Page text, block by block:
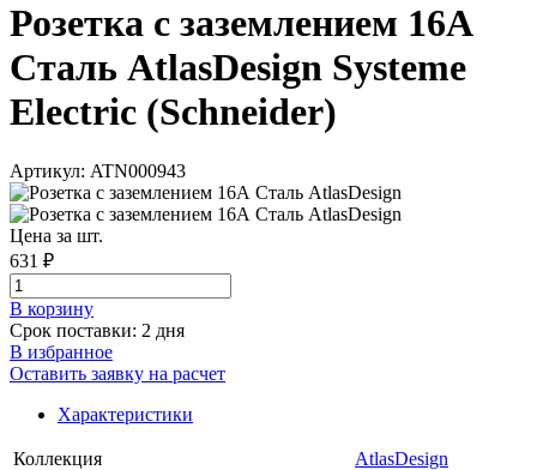
Розетка с заземлением 16А
Сталь AtlasDesign Systeme
Electric (Schneider)
Артикул: ATN000943
Цена за шт.
631 ₽
В корзинy
Срок поставки: 2 дня
В избранное
Оставить заявку на расчет
Характеристики
Коллекция
AtlasDesign